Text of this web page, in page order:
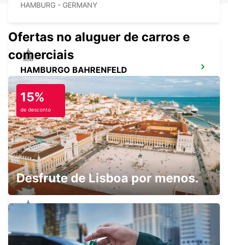
HAMBURG - GERMANY
HAMBURGO BAHRENFELD
HAMBURG - GERMANY
AEROPORTO DE HAMBURGO
HAMBURG - GERMANY
HAMBURGO HARBURG
HAMBURG - GERMANY
Ofertas no aluguer de carros e
comerciais
15%
de desconto
Desfrute de Lisboa por menos.